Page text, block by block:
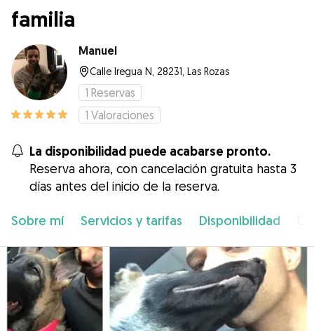
familia
Manuel
Calle Iregua N, 28231, Las Rozas
1 Reservas
1 Valoraciones
La disponibilidad puede acabarse pronto.
Reserva ahora, con cancelación gratuita hasta 3
días antes del inicio de la reserva.
Sobre mí Servicios y tarifas Disponibilidad